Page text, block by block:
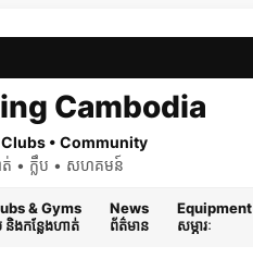
Cambodia
Clubs • Community
ាត់ • ក្លឹប • សហគមន៍
& Gyms
និងកន្លែងហាត់
News
ព័ត៌មាន
Equipment
សម្ភារៈ